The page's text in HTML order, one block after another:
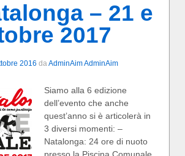
– 21 e
2017
2016 daAdminAim AdminAim
Siamo alla 6 edizione
dell’evento che anche
quest’anno si è articolerà in
3 diversi momenti: –
Natalonga: 24 ore di nuoto
presso la Piscina Comunale